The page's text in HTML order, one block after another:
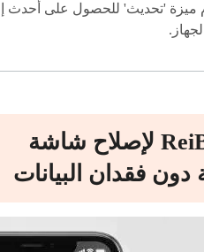
ميزة 'تحديث' للحصول على أحدث
4. استخدم ReiBoot لإصلاح شاشة